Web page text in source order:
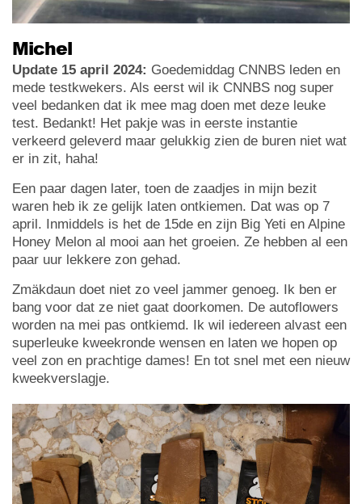
Michel
Update 15 april 2024: Goedemiddag CNNBS leden en
mede testkwekers. Als eerst wil ik CNNBS nog super
veel bedanken dat ik mee mag doen met deze leuke
test. Bedankt! Het pakje was in eerste instantie
verkeerd geleverd maar gelukkig zien de buren niet wat
er in zit, haha!
Een paar dagen later, toen de zaadjes in mijn bezit
waren heb ik ze gelijk laten ontkiemen. Dat was op 7
april. Inmiddels is het de 15de en zijn Big Yeti en Alpine
Honey Melon al mooi aan het groeien. Ze hebben al een
paar uur lekkere zon gehad.
Zmäkdaun doet niet zo veel jammer genoeg. Ik ben er
bang voor dat ze niet gaat doorkomen. De autoflowers
worden na mei pas ontkiemd. Ik wil iedereen alvast een
superleuke kweekronde wensen en laten we hopen op
veel zon en prachtige dames! En tot snel met een nieuw
kweekverslagje.